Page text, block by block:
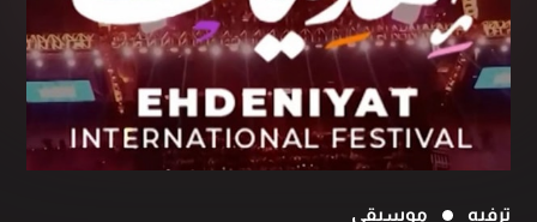
ترفيه موسيقى